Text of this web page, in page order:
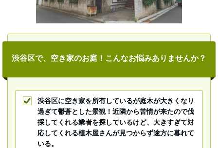
渋谷区で、空き家のお庭！こんなお悩みありませんか？
渋谷区に空き家を所有しているが庭木が大きくなり
過ぎて鬱蒼とした景観！近隣から苦情が来たので伐
採してくれる業者を探しているけど、大きすぎて対
応してくれる植木屋さんが見つからず途方に暮れて
いる。